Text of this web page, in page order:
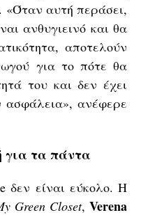
«Όταν αυτή περάσει,
ανθυγιεινό και θα
αποτελούν
για το πότε θα
του και δεν έχει
ασφάλεια», ανέφερε
για τα πάντα
δεν είναι εύκολο. Η
Green Closet, Verena